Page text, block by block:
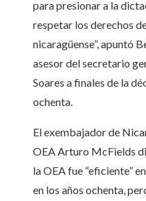
para presionar a la
respetar los derechos
nicaragüense”, apuntó
asesor del secretario
Soares a finales de la
ochenta.
El exembajador de
OEA Arturo McFields
la OEA fue “eficiente”
en los años ochenta,